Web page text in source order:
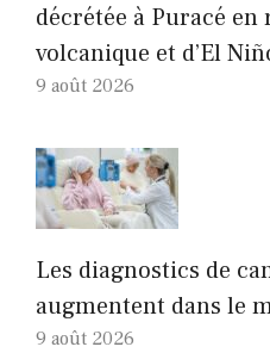
décrétée à Puracé en
volcanique et d’El
9 août 2026
Les diagnostics de
augmentent dans le
9 août 2026